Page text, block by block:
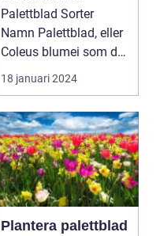
Egenskaper
Palettblad Sorter
Namn Palettblad, eller
Coleus blumei som det
vetenskapligt kall...
18 januari 2024
Plantera palettblad